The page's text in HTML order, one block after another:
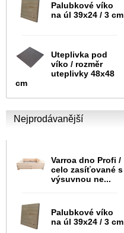
Palubkové víko
na úl 39x24 / 3 cm
Uteplivka pod
víko / rozměr
uteplivky 48x48
cm
Nejprodávanější
Varroa dno Profi /
celo zasíťované s
výsuvnou ne...
Palubkové víko
na úl 39x24 / 3 cm